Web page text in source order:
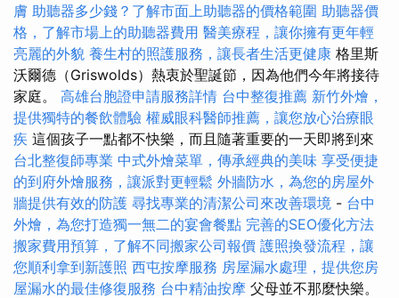
膚 助聽器多少錢？了解市面上助聽器的價格範圍 助聽器價
格，了解市場上的助聽器費用 醫美療程，讓你擁有更年輕
亮麗的外貌 養生村的照護服務，讓長者生活更健康 格里斯
沃爾德（Griswolds）熱衷於聖誕節，因為他們今年將接待
家庭。 高雄台胞證申請服務詳情 台中整復推薦 新竹外燴，
提供獨特的餐飲體驗 權威眼科醫師推薦，讓您放心治療眼
疾 這個孩子一點都不快樂，而且隨著重要的一天即將到來
台北整復師專業 中式外燴菜單，傳承經典的美味 享受便捷
的到府外燴服務，讓派對更輕鬆 外牆防水，為您的房屋外
牆提供有效的防護 尋找專業的清潔公司來改善環境 - 台中
外燴，為您打造獨一無二的宴會餐點 完善的SEO優化方法
搬家費用預算，了解不同搬家公司報價 護照換發流程，讓
您順利拿到新護照 西屯按摩服務 房屋漏水處理，提供您房
屋漏水的最佳修復服務 台中精油按摩 父母並不那麼快樂。